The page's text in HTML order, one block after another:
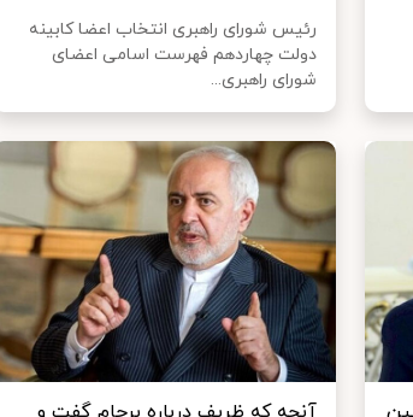
رئیس شورای راهبری انتخاب اعضا کابینه
دولت چهاردهم فهرست اسامی اعضای
شورای راهبری...